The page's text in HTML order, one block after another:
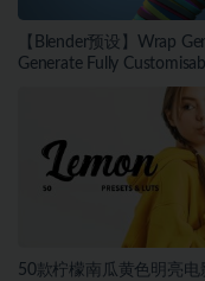
【Blender预设】Wrap
Generate Fully
50款柠檬南瓜黄色明亮电